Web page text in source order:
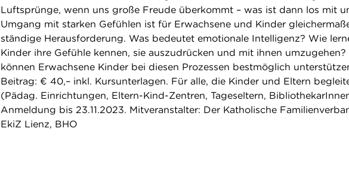
Luftsprünge, wenn uns große Freude überkommt – was ist dann los mit
Umgang mit starken Gefühlen ist für Erwachsene und Kinder
ständige Herausforderung. Was bedeutet emotionale Intelligenz? Wie
Kinder ihre Gefühle kennen, sie auszudrücken und mit ihnen umzugehen?
können Erwachsene Kinder bei diesen Prozessen bestmöglich
Beitrag: € 40,– inkl. Kursunterlagen. Für alle, die Kinder und Eltern
(Pädag. Einrichtungen, Eltern-Kind-Zentren, Tageseltern,
Anmeldung bis 23.11.2023. Mitveranstalter: Der Katholische
EkiZ Lienz, BHO